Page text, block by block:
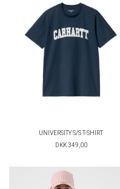
UNIVERSITY S/S T-SHIRT
DKK 349,00